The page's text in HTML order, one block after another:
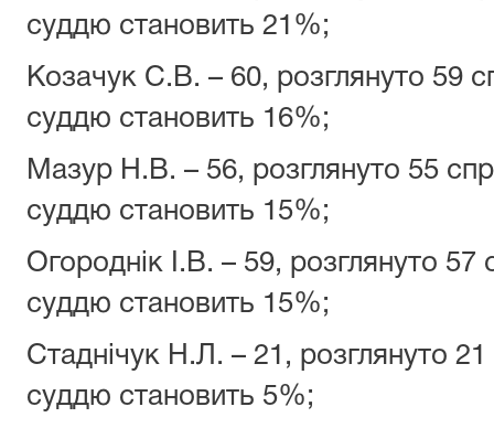
суддю становить 21%;
Козачук С.В. – 60, розглянуто 59
суддю становить 16%;
Мазур Н.В. – 56, розглянуто 55
суддю становить 15%;
Огороднік І.В. – 59, розглянуто
суддю становить 15%;
Стаднічук Н.Л. – 21, розглянуто
суддю становить 5%;